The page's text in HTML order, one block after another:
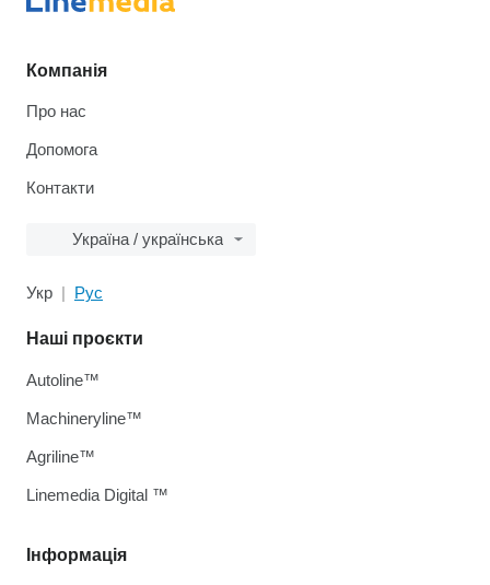
Компанія
Про нас
Допомога
Контакти
Україна / українська
Укр Рус
Інформація
Наші проєкти
Autoline™
Machineryline™
Agriline™
Linemedia Digital ™